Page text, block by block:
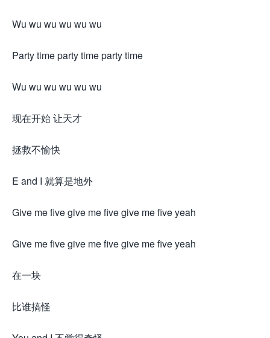
Wu wu wu wu wu wu
Party time party time party time
Wu wu wu wu wu wu
现在开始 让天才
拯救不愉快
E and I 就算是地外
Give me five give me five give me five yeah
Give me five give me five give me five yeah
在一块
比谁搞怪